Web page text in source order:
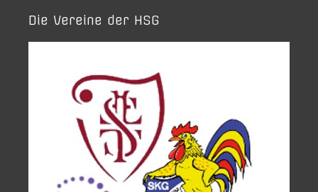
Die Vereine der HSG